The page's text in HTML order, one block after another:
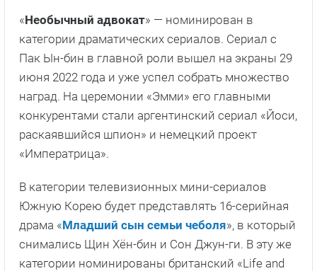
«Необычный адвокат» — номинирован в
категории драматических сериалов. Сериал с
Пак Ын-бин в главной роли вышел на экраны 29
июня 2022 года и уже успел собрать множество
наград. На церемонии «Эмми» его главными
конкурентами стали аргентинский сериал «Йоси,
раскаявшийся шпион» и немецкий проект
«Императрица».
В категории телевизионных мини-сериалов
Южную Корею будет представлять 16-серийная
драма «Младший сын семьи чеболя», в который
снимались Щин Хён-бин и Сон Джун-ги. В эту же
категории номинированы британский «Life and